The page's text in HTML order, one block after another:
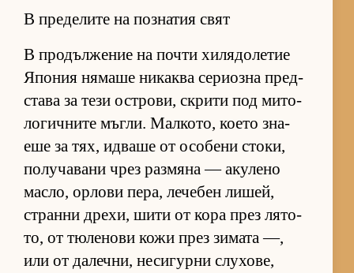
В пределите на познатия свят
В про­дъл­же­ние на почти хи­ля­до­ле­тие
Япо­ния ня­маше ни­каква се­ри­озна пред­
с­тава за тези ос­т­ро­ви, скрити под ми­то­
ло­гич­ните мъг­ли. Мал­ко­то, ко­ето зна­
еше за тях, ид­ваше от осо­бени сто­ки,
по­лу­ча­вани чрез раз­мяна — аку­лено
мас­ло, ор­лови пе­ра, ле­че­бен ли­шей,
странни дре­хи, шити от кора през ля­то­
то, от тю­ле­нови кожи през зи­мата —,
или от да­леч­ни, не­си­гурни слу­хо­ве,